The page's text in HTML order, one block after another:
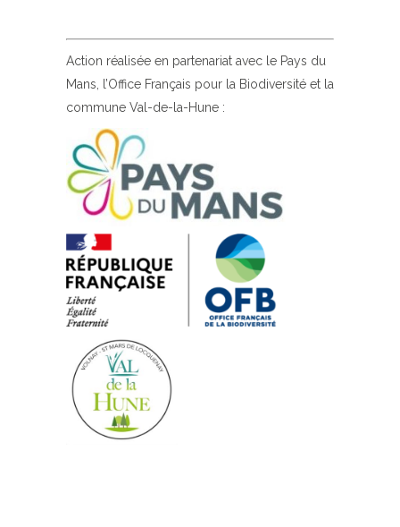
Action réalisée en partenariat avec le Pays du
Mans, l’Office Français pour la Biodiversité et la
commune Val-de-la-Hune :